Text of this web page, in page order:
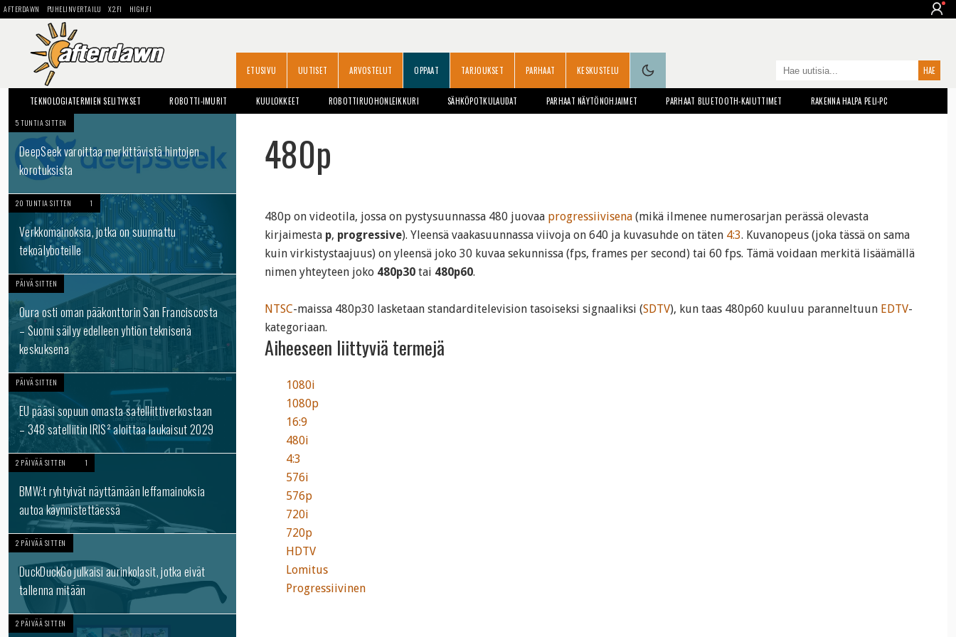
AFTERDAWN PUHELINVERTAILU X2.FI HIGH.FI
ETUSIVU UUTISET ARVOSTELUT OPPAAT TARJOUKSET PARHAAT KESKUSTELU
TEKNOLOGIATERMIEN SELITYKSET ROBOTTI-IMURIT KUULOKKEET ROBOTTIRUOHONLEIKKURI SÄHKÖPOTKULAUDAT PARHAAT NÄYTÖNOHJAIMET PARHAAT BLUETOOTH-KAIUTTIMET RAKENNA HALPA PELI-PC
OPAS: KOVALEVYN VAIHTO
5 TUNTIA SITTEN
DeepSeek varoittaa merkittävistä hintojen
korotuksista
20 TUNTIA SITTEN 1
Verkkomainoksia, jotka on suunnattu
tekoälyboteille
PÄIVÄ SITTEN
Oura osti oman pääkonttorin San Franciscosta
– Suomi säilyy edelleen yhtiön teknisenä
keskuksena
PÄIVÄ SITTEN
EU pääsi sopuun omasta satelliittiverkostaan
– 348 satelliitin IRIS² aloittaa laukaisut 2029
2 PÄIVÄÄ SITTEN 1
BMW:t ryhtyivät näyttämään leffamainoksia
autoa käynnistettäessä
2 PÄIVÄÄ SITTEN
DuckDuckGo julkaisi aurinkolasit, jotka eivät
tallenna mitään
2 PÄIVÄÄ SITTEN
480p
480p on videotila, jossa on pystysuunnassa 480 juovaa progressiivisena (mikä ilmenee numerosarjan perässä olevasta
kirjaimesta p, progressive). Yleensä vaakasuunnassa viivoja on 640 ja kuvasuhde on täten 4:3. Kuvanopeus (joka tässä on sama
kuin virkistystaajuus) on yleensä joko 30 kuvaa sekunnissa (fps, frames per second) tai 60 fps. Tämä voidaan merkitä lisäämällä
nimen yhteyteen joko 480p30 tai 480p60.
NTSC-maissa 480p30 lasketaan standarditelevision tasoiseksi signaaliksi (SDTV), kun taas 480p60 kuuluu paranneltuun EDTV-
kategoriaan.
Aiheeseen liittyviä termejä
1080i
1080p
16:9
480i
4:3
576i
576p
720i
720p
HDTV
Lomitus
Progressiivinen